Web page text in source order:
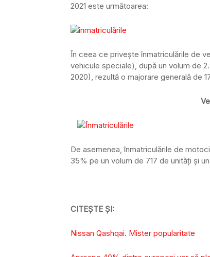
2021 este următoarea:
În ceea ce priveşte înmatriculările de
vehicule speciale), după un volum de
2020), rezultă o majorare generală de
De asemenea, înmatriculările de
35% pe un volum de 717 de unităţi şi
CITEȘTE ȘI:
Nissan Qashqai. Mister popularitate